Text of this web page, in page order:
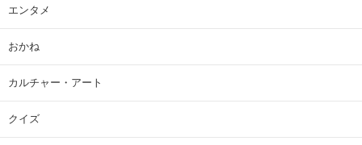
エンタメ
おかね
カルチャー・アート
クイズ